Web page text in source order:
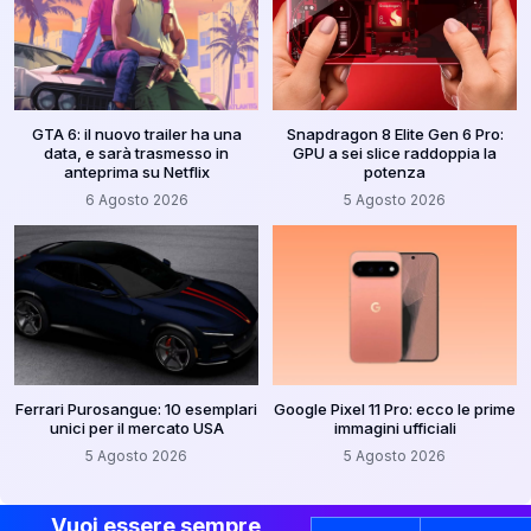
GTA 6: il nuovo trailer ha una
data, e sarà trasmesso in
anteprima su Netflix
6 Agosto 2026
Snapdragon 8 Elite Gen 6 Pro:
GPU a sei slice raddoppia la
potenza
5 Agosto 2026
Ferrari Purosangue: 10 esemplari
unici per il mercato USA
5 Agosto 2026
Google Pixel 11 Pro: ecco le prime
immagini ufficiali
5 Agosto 2026